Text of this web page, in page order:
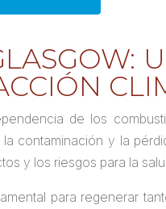
de los
contaminación y la
y los riesgos para la
para regenerar